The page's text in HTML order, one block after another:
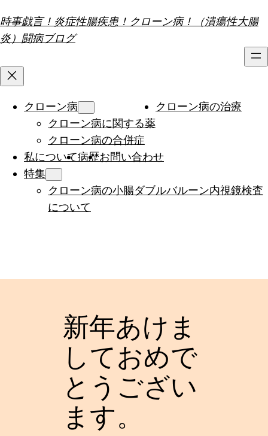
容
を
キ
時事戯言！炎症性腸疾患！クローン病！（潰瘍性大腸
炎）闘病ブログ
クローン病
クローン病に関する薬
クローン病の合併症
クローン病の治療
私について病歴お問い合わせ
特集
クローン病の小腸ダブルバルーン内視鏡検査
について
新年あけま
しておめで
とうござい
ます。